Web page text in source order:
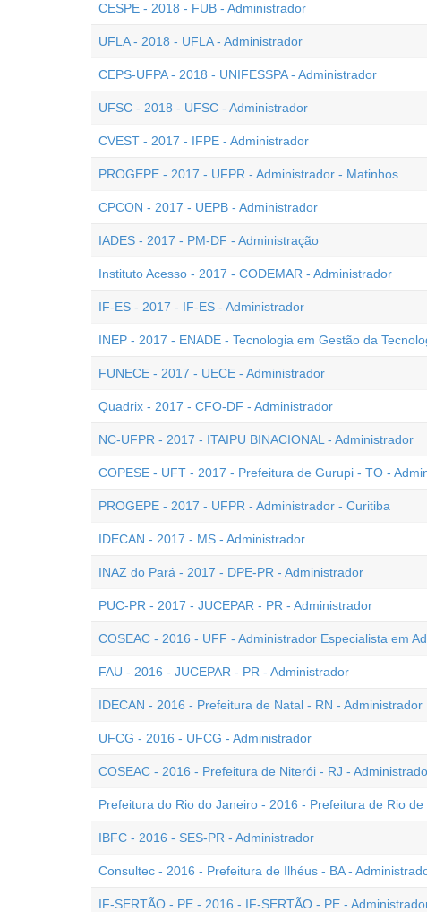
CESPE - 2018 - FUB - Administrador
UFLA - 2018 - UFLA - Administrador
CEPS-UFPA - 2018 - UNIFESSPA - Administrador
UFSC - 2018 - UFSC - Administrador
CVEST - 2017 - IFPE - Administrador
PROGEPE - 2017 - UFPR - Administrador - Matinhos
CPCON - 2017 - UEPB - Administrador
IADES - 2017 - PM-DF - Administração
Instituto Acesso - 2017 - CODEMAR - Administrador
IF-ES - 2017 - IF-ES - Administrador
INEP - 2017 - ENADE - Tecnologia em Gestão da
FUNECE - 2017 - UECE - Administrador
Quadrix - 2017 - CFO-DF - Administrador
NC-UFPR - 2017 - ITAIPU BINACIONAL - Administrador
COPESE - UFT - 2017 - Prefeitura de Gurupi - TO -
PROGEPE - 2017 - UFPR - Administrador - Curitiba
IDECAN - 2017 - MS - Administrador
INAZ do Pará - 2017 - DPE-PR - Administrador
PUC-PR - 2017 - JUCEPAR - PR - Administrador
COSEAC - 2016 - UFF - Administrador Especialista em
FAU - 2016 - JUCEPAR - PR - Administrador
IDECAN - 2016 - Prefeitura de Natal - RN - Administrador
UFCG - 2016 - UFCG - Administrador
COSEAC - 2016 - Prefeitura de Niterói - RJ -
Prefeitura do Rio do Janeiro - 2016 - Prefeitura de Rio
IBFC - 2016 - SES-PR - Administrador
Consultec - 2016 - Prefeitura de Ilhéus - BA -
IF-SERTÃO - PE - 2016 - IF-SERTÃO - PE -